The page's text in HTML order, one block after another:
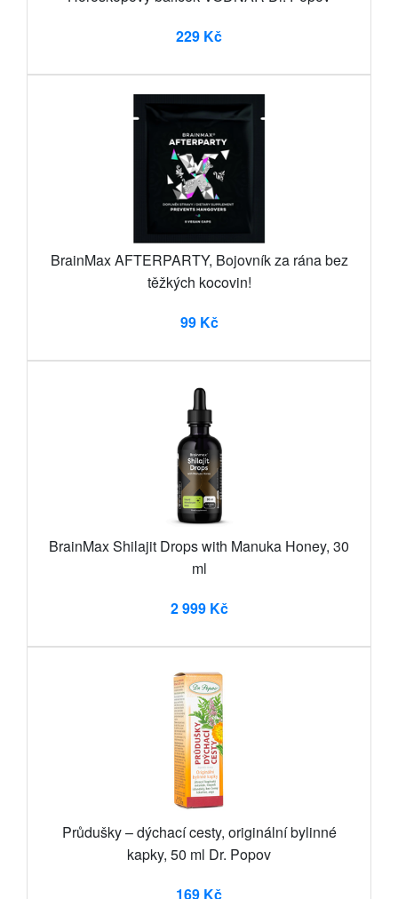
229 Kč
BrainMax AFTERPARTY, Bojovník za rána bez
těžkých kocovin!
99 Kč
BrainMax Shilajit Drops with Manuka Honey, 30
ml
2 999 Kč
Průdušky – dýchací cesty, originální bylinné
kapky, 50 ml Dr. Popov
169 Kč